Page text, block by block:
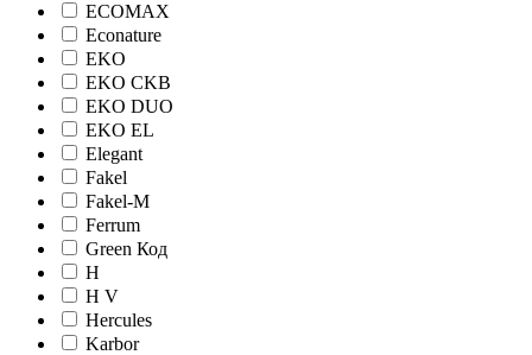
ECOMAX
Econature
EKO
EKO CKB
EKO DUO
EKO EL
Elegant
Fakel
Fakel-M
Ferrum
Green Код
H
H V
Hercules
Karbor